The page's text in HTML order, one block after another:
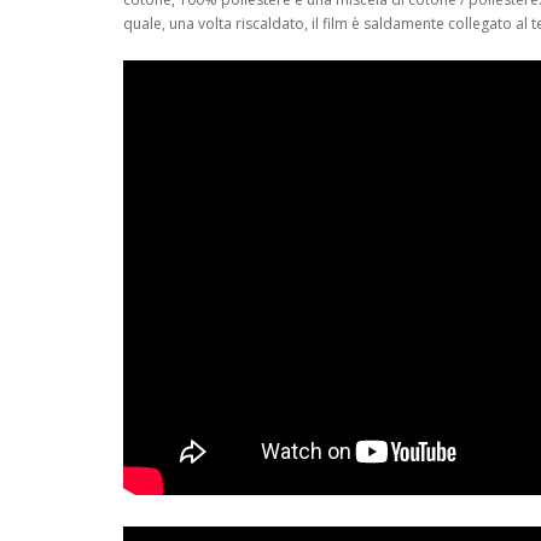
quale, una volta riscaldato, il film è saldamente collegato al